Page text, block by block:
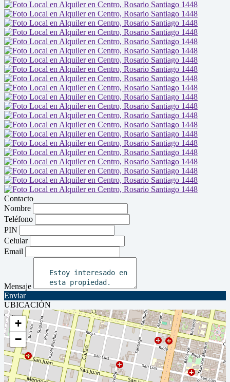
Contacto
Nombre
Teléfono
PIN
Celular
Email
Mensaje
Enviar
UBICACIÓN
+
−